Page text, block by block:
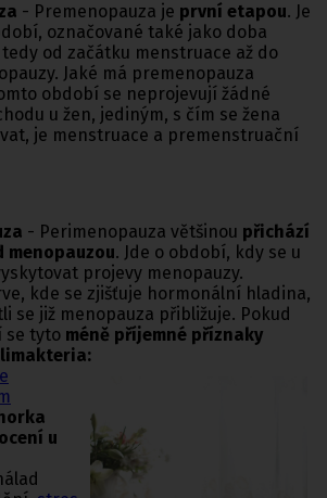
- Premenopauza je první etapou. Je
označované také jako doba
od začátku menstruace až do
Jaké má premenopauza
období se neprojevují žádné
u žen, jediným, s čím se žena
je menstruace a premenstruační
- Perimenopauza většinou přichází
menopauzou. Jde o období, kdy se u
projevy menopauzy.
kde se zjišťuje hormonální hladina,
se již menopauza přibližuje. Pokud
se tyto méně příjemné příznaky
u